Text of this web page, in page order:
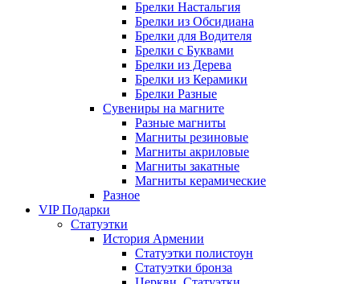
Брелки Настальгия
Брелки из Обсидиана
Брелки для Водителя
Брелки с Буквами
Брелки из Дерева
Брелки из Керамики
Брелки Разные
Сувениры на магните
Разные магниты
Магниты резиновые
Магниты акриловые
Магниты закатные
Магниты керамические
Разное
VIP Подарки
Статуэтки
История Армении
Статуэтки полистоун
Статуэтки бронза